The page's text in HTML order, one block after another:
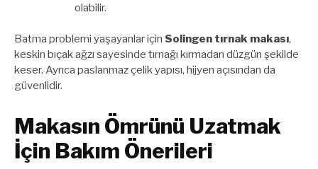
olabilir.
Batma problemi yaşayanlar için Solingen tırnak makası,
keskin bıçak ağzı sayesinde tırnağı kırmadan düzgün şekilde
keser. Ayrıca paslanmaz çelik yapısı, hijyen açısından da
güvenlidir.
Makasın Ömrünü Uzatmak
İçin Bakım Önerileri